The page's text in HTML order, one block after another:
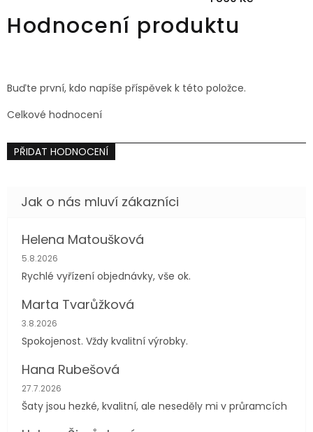
Hodnocení produktu
Buďte první, kdo napíše příspěvek k této položce.
Celkové hodnocení
PŘIDAT HODNOCENÍ
Helena Matoušková
Hodnocení obchodu je 5 z 5 hvězdiček.
5.8.2026
Rychlé vyřízení objednávky, vše ok.
Marta Tvarůžková
Hodnocení obchodu je 5 z 5 hvězdiček.
3.8.2026
Spokojenost. Vždy kvalitní výrobky.
Hana Rubešová
Hodnocení obchodu je 4 z 5 hvězdiček.
27.7.2026
Šaty jsou hezké, kvalitní, ale neseděly mi v průramcích